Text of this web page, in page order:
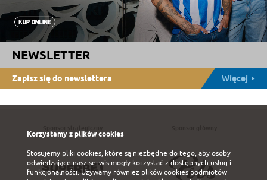
NEWSLETTER
Zapisz się do newslettera Więcej
Korzystamy z plików cookies
Stosujemy pliki cookies, które są niezbędne do tego, aby osoby
odwiedzające nasz serwis mogły korzystać z dostępnych usług i
funkcjonalności. Używamy również plików cookies podmiotów